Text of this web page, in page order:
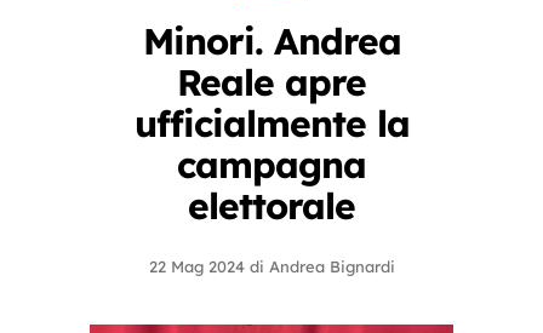
Minori. Andrea
Reale apre
ufficialmente la
campagna
elettorale
22 Mag 2024 di Andrea Bignardi